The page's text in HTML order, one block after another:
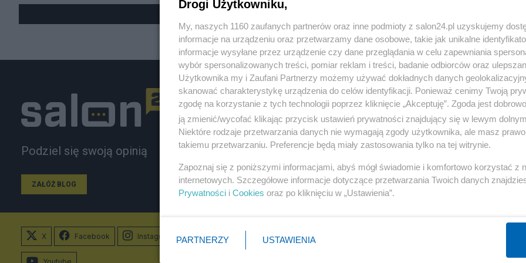
Podziel się swoją opinią
ZAŁÓŻ BLOG
Polityka
Rząd
Prezydent
NATO
KO
Gospodarka
Biznes
Pieniądze
Centralny Port Komunikacyjny
Inwestycje
Podatki
X Facebook Instagram
Youtube
Drogi Użytkowniku,
My, naszych 1160 zaufanych partnerów oraz inne podmioty z salon24.pl uzyskujemy
informacje na urządzeniu oraz przetwarzamy dane osobowe, takie jak unikalne
informacje wysyłane przez urządzenie czy dane przeglądania w celu zapewniania
wybór spersonalizowanych treści, pomiar reklam i treści, badanie odbiorców oraz
Użytkownika my i Zaufani Partnerzy możemy używać dokładnych danych
skanować charakterystykę urządzenia do celów identyfikacji. Ponieważ cenimy Twoją
zgodę na korzystanie z tych technologii poprzez kliknięcie „Akceptuję”. Zgoda jest
ją zmienić/wycofać klikając przycisk ustawień prywatności znajdujący się w lewym
Niektóre rodzaje przetwarzania danych nie wymagają zgody użytkownika, ale masz
takiemu przetwarzaniu. Preferencje będą miały zastosowania tylko na tej witrynie.
Zapoznaj się z poniższymi informacjami, abyś mógł świadomie i komfortowo korzystać z
internetowych. Szczegółowe informacje dotyczące przetwarzania Twoich danych
Prywatności i Cookies oraz po kliknięciu w „Ustawienia”.
PARTNERZY USTAWIENIA